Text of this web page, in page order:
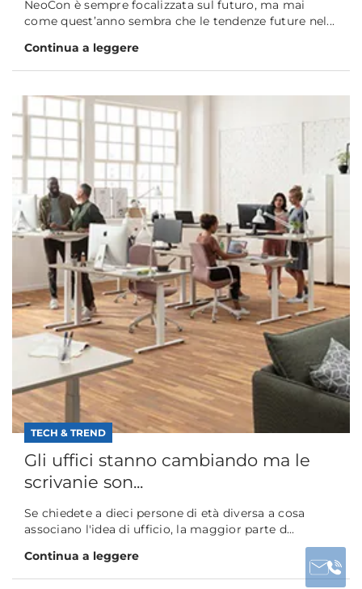
NeoCon è sempre focalizzata sul futuro, ma mai
come quest’anno sembra che le tendenze future nel...
Continua a leggere
TECH & TREND
Gli uffici stanno cambiando ma le
scrivanie son...
Se chiedete a dieci persone di età diversa a cosa
associano l'idea di ufficio, la maggior parte d...
Continua a leggere